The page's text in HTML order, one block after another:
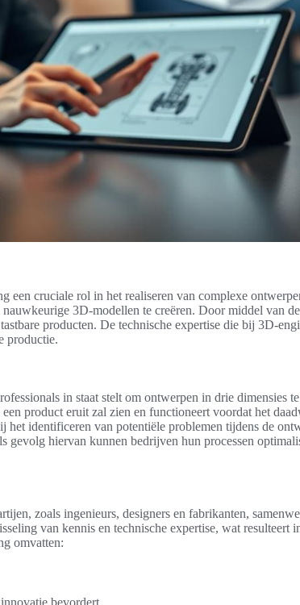
een cruciale rol in het realiseren van complexe
3D-modellen te creëren. Door middel van
producten. De technische expertise die bij 3D-
productie.
in staat stelt om ontwerpen in drie dimensies te
product eruit zal zien en functioneert voordat het
identificeren van potentiële problemen tijdens de
gevolg hiervan kunnen bedrijven hun processen
zoals ingenieurs, designers en fabrikanten,
van kennis en technische expertise, wat resulteert
omvatten:
bevordert.